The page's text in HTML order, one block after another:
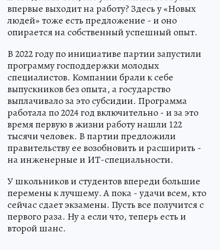
впервые выходит на работу? Здесь у «Новых
людей» тоже есть предложение - и оно
опирается на собственный успешный опыт.
В 2022 году по инициативе партии запустили
программу господдержки молодых
специалистов. Компании брали к себе
выпускников без опыта, а государство
выплачивало за это субсидии. Программа
работала по 2024 год включительно - и за это
время первую в жизни работу нашли 122
тысячи человек. В партии предложили
правительству ее возобновить и расширить -
на инженерные и ИТ-специальности.
У школьников и студентов впереди большие
перемены к лучшему. А пока - удачи всем, кто
сейчас сдает экзамены. Пусть все получится с
первого раза. Ну а если что, теперь есть и
второй шанс.